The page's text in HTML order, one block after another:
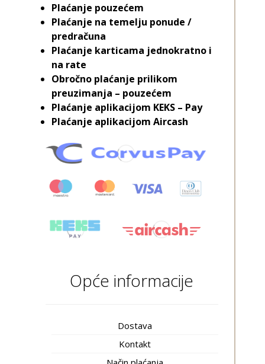
Plaćanje pouzećem
Plaćanje na temelju ponude /
predračuna
Plaćanje karticama jednokratno i
na rate
Obročno plaćanje prilikom
preuzimanja – pouzećem
Plaćanje aplikacijom KEKS – Pay
Plaćanje aplikacijom Aircash
Opće informacije
Dostava
Kontakt